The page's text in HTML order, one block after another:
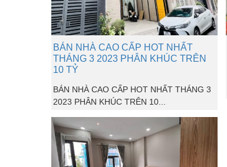
BÁN NHÀ CAO CẤP HOT NHẤT
THÁNG 3 2023 PHÂN KHÚC TRÊN
10 TỶ
BÁN NHÀ CAO CẤP HOT NHẤT THÁNG 3
2023 PHÂN KHÚC TRÊN 10...